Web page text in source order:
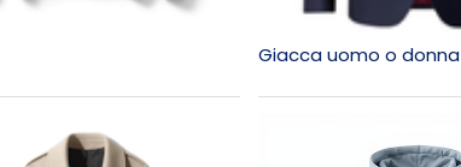
Giacca uomo o donna